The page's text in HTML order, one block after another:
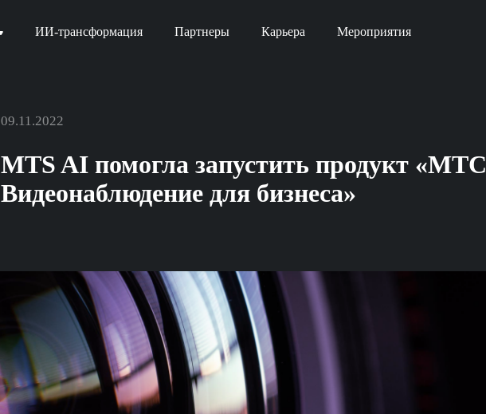
ИИ-трансформация Партнеры Карьера Мероприятия
09.11.2022
MTS AI помогла запустить продукт «МТС
Видеонаблюдение для бизнеса»